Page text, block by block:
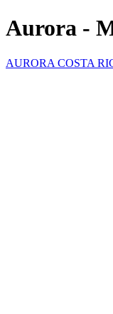
Aurora -
AURORA COSTA